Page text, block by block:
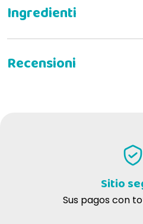
Ottima texture per un alimento
mio cane che difficilmente si fa
Sitio
Sus pagos con